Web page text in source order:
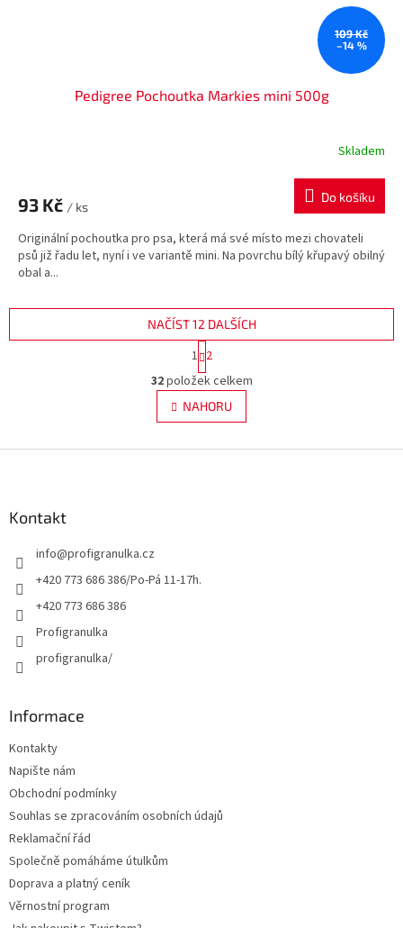
109 Kč
–14 %
Pedigree Pochoutka Markies mini 500g
Skladem
93 Kč / ks
Do košíku
Originální pochoutka pro psa, která má své místo mezi chovateli
psů již řadu let, nyní i ve variantě mini. Na povrchu bílý křupavý obilný
obal a...
O
v
l
á
y
NAČÍST 12 DALŠÍCH
S
t
r
á
n
k
v
1 2
32položek celkem
NAHORU
Kontakt
info@profigranulka.cz
+420 773 686 386/Po-Pá 11-17h.
+420 773 686 386
Profigranulka
profigranulka/
Informace
Kontakty
Napište nám
Obchodní podmínky
Souhlas se zpracováním osobních údajů
Reklamační řád
Společně pomáháme útulkům
Doprava a platný ceník
Věrnostní program